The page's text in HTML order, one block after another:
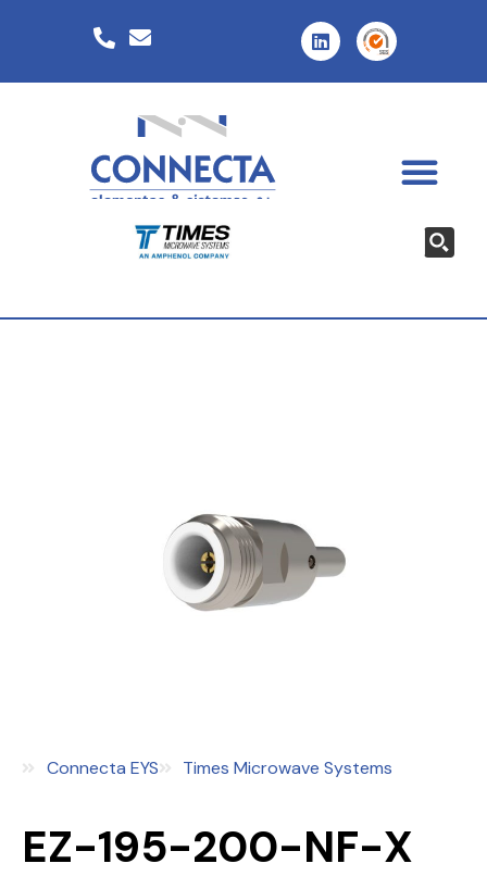
Connecta EYS Times Microwave Systems
EZ-195-200-NF-X